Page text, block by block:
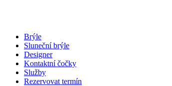
Brýle
Sluneční brýle
Designer
Kontaktní čočky
Služby
Rezervovat termín